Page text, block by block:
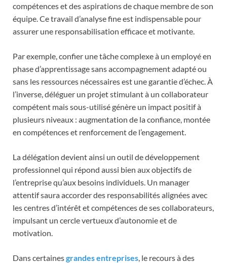
compétences et des aspirations de chaque membre de son
équipe. Ce travail d’analyse fine est indispensable pour
assurer une responsabilisation efficace et motivante.
Par exemple, confier une tâche complexe à un employé en
phase d’apprentissage sans accompagnement adapté ou
sans les ressources nécessaires est une garantie d’échec. À
l’inverse, déléguer un projet stimulant à un collaborateur
compétent mais sous-utilisé génère un impact positif à
plusieurs niveaux : augmentation de la confiance, montée
en compétences et renforcement de l’engagement.
La délégation devient ainsi un outil de développement
professionnel qui répond aussi bien aux objectifs de
l’entreprise qu’aux besoins individuels. Un manager
attentif saura accorder des responsabilités alignées avec
les centres d’intérêt et compétences de ses collaborateurs,
impulsant un cercle vertueux d’autonomie et de
motivation.
Dans certainesgrandes entreprises, le recours à des